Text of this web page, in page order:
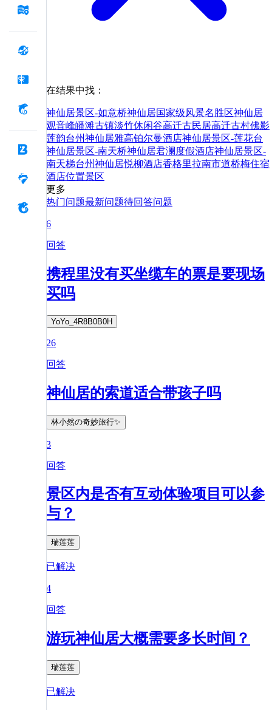
在结果中找：
神仙居景区-如意桥神仙居国家级风景名胜区神仙居
观音峰皤滩古镇淡竹休闲谷高迁古民居高迁古村佛影
莲韵台州神仙居雅高铂尔曼酒店神仙居景区-莲花台
神仙居景区-南天桥神仙居君澜度假酒店神仙居景区-
南天梯台州神仙居悦柳酒店香格里拉南市道桥梅住宿
酒店位置景区
更多
热门问题最新问题待回答问题
6
回答
携程里没有买坐缆车的票是要现场
买吗
YoYo_4R8B0B0H
26
回答
神仙居的索道适合带孩子吗
林小然の奇妙旅行✨
3
回答
景区内是否有互动体验项目可以参
与？
瑞莲莲
已解决
4
回答
游玩神仙居大概需要多长时间？
瑞莲莲
已解决